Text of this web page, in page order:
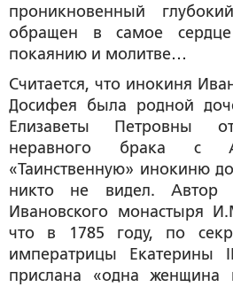
проникновенный
обращен в самое
покаянию и молитве…
Считается, что инокиня
Досифея была родной
Елизаветы Петровны
неравного брака с
«Таинственную» инокиню
никто не видел. Автор
Ивановского монастыря
что в 1785 году, по
императрицы Екатерины
прислана «одна женщина